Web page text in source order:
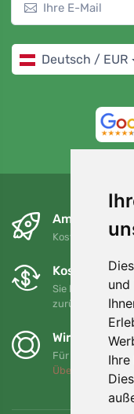
und
Deutsch / EUR
Am nächsten
Kostenloser
Kostenloser
Sie können Ihre
zurückgeben
Wir
Für jede
Über uns